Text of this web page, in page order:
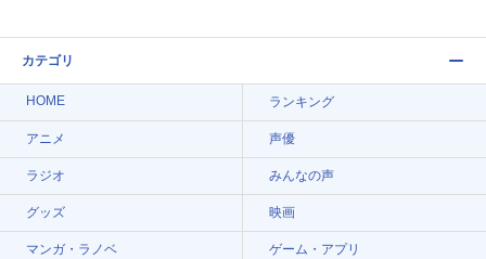
カテゴリ
HOME ランキング
アニメ 声優
ラジオ みんなの声
グッズ 映画
マンガ・ラノベ ゲーム・アプリ